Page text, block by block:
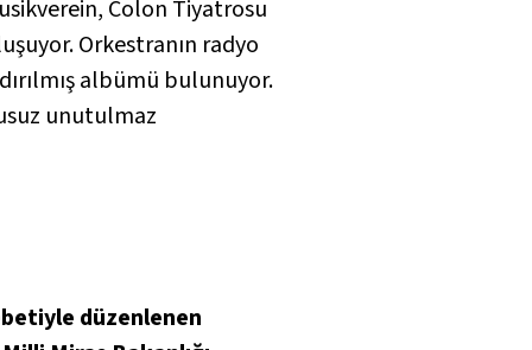
Colon Tiyatrosu
Orkestranın radyo
albümü bulunuyor.
unutulmaz
düzenlenen